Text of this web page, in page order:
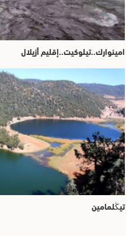
امينوارك..تيلوكيت..إقليم أزيلال
تيڭلمامين